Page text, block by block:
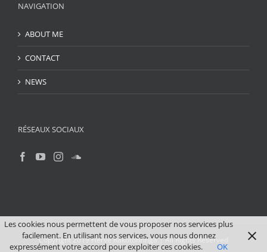
NAVIGATION
ABOUT ME
CONTACT
NEWS
RÉSEAUX SOCIAUX
Copyright 2019 Hervé Rakotofiringa | All Rights Reserved
Les cookies nous permettent de vous proposer nos services plus
facilement. En utilisant nos services, vous nous donnez
expressément votre accord pour exploiter ces cookies.
OK